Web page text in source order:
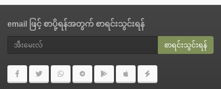
email ဖြင့် စာပို့ရန်အတွက် စာရင်းသွင်းရန်
စာရင်းသွင်းရန်